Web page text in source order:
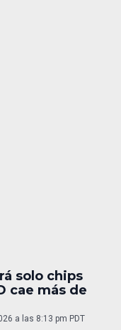
solo chips
cae más de
a las 8:13 pm PDT